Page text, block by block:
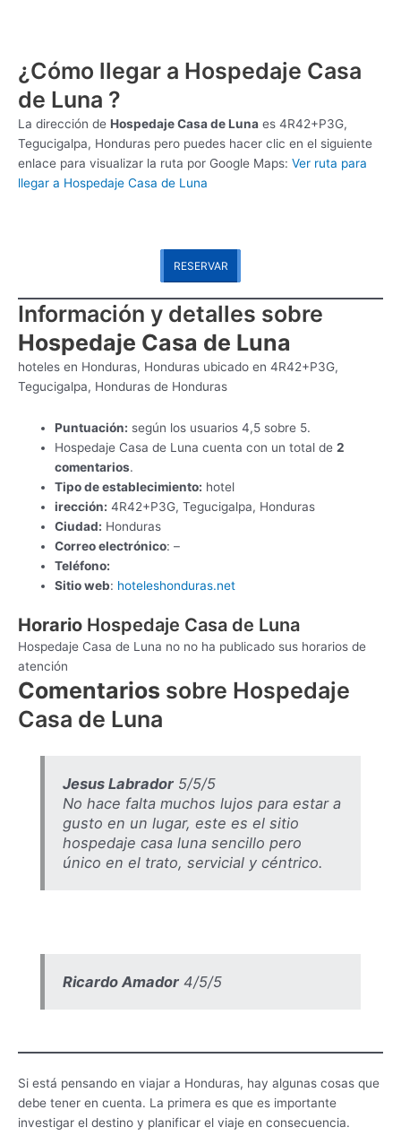
¿Cómo llegar a Hospedaje Casa
de Luna ?
La dirección de Hospedaje Casa de Luna es 4R42+P3G,
Tegucigalpa, Honduras pero puedes hacer clic en el siguiente
enlace para visualizar la ruta por Google Maps: Ver ruta para
llegar a Hospedaje Casa de Luna
RESERVAR
Información y detalles sobre
Hospedaje Casa de Luna
hoteles en Honduras, Honduras ubicado en 4R42+P3G,
Tegucigalpa, Honduras de Honduras
Puntuación: según los usuarios 4,5 sobre 5.
Hospedaje Casa de Luna cuenta con un total de2
comentarios.
Tipo de establecimiento: hotel
irección: 4R42+P3G, Tegucigalpa, Honduras
Ciudad: Honduras
Correo electrónico: –
Teléfono:
Sitio web: hoteleshonduras.net
Horario Hospedaje Casa de Luna
Hospedaje Casa de Luna no no ha publicado sus horarios de
atención
Comentarios sobre Hospedaje
Casa de Luna
Jesus Labrador5/5/5
No hace falta muchos lujos para estar a
gusto en un lugar, este es el sitio
hospedaje casa luna sencillo pero
único en el trato, servicial y céntrico.
Ricardo Amador4/5/5
Si está pensando en viajar a Honduras, hay algunas cosas que
debe tener en cuenta. La primera es que es importante
investigar el destino y planificar el viaje en consecuencia.